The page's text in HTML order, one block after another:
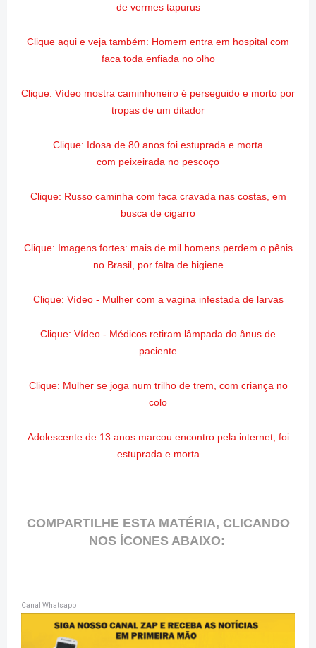
de vermes tapurus
Clique aqui e veja também: Homem entra em hospital com
faca toda enfiada no olho
Clique: Vídeo mostra caminhoneiro é perseguido e morto por
tropas de um ditador
Clique: Idosa de 80 anos foi estuprada e morta
com peixeirada no pescoço
Clique: Russo caminha com faca cravada nas costas, em
busca de cigarro
Clique: Imagens fortes: mais de mil homens perdem o pênis
no Brasil, por falta de higiene
Clique: Vídeo - Mulher com a vagina infestada de larvas
Clique: Vídeo - Médicos retiram lâmpada do ânus de
paciente
Clique: Mulher se joga num trilho de trem, com criança no
colo
Adolescente de 13 anos marcou encontro pela internet, foi
estuprada e morta
COMPARTILHE ESTA MATÉRIA, CLICANDO
NOS ÍCONES ABAIXO:
Canal Whatsapp